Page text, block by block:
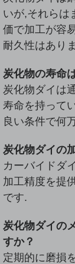
いが,それらは
価で加工が容
耐久性はあり
炭化物の寿命
炭化物ダイは
寿命を持って
良い条件で何
炭化物ダイの
カーバイドダ
加工精度を提
です.
炭化物ダイの
すか？
定期的に磨損